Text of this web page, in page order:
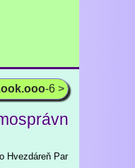
-6 >
Hvezdáreň Par